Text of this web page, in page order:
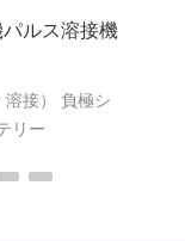
クの単一の
き、18650、
ダーバッテリ